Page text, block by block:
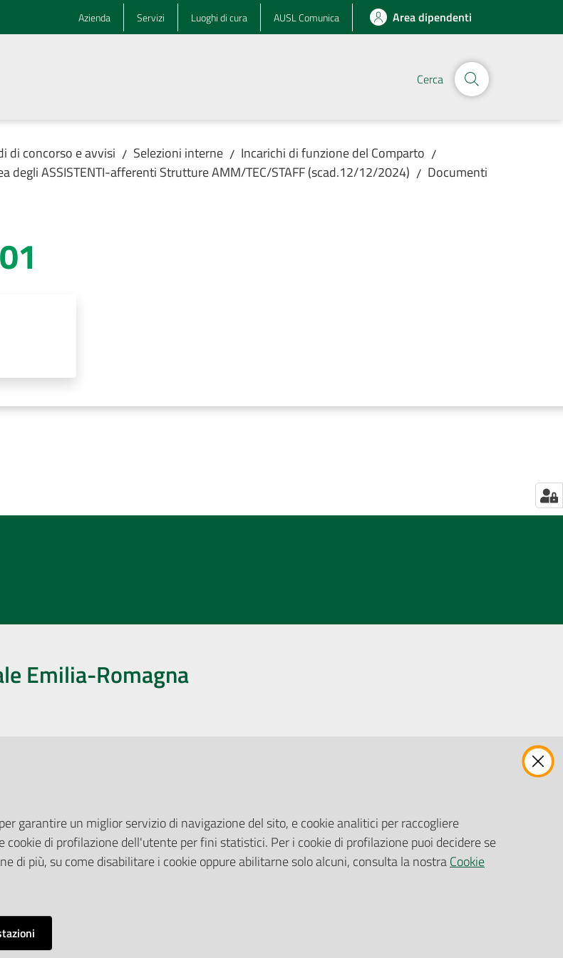
Azienda Servizi Luoghi di cura AUSL Comunica Area dipendenti
Cerca
di concorso e avvisi / Selezioni interne / Incarichi di funzione del Comparto /
degli ASSISTENTI-afferenti Strutture AMM/TEC/STAFF (scad.12/12/2024) / Documenti
Emilia-Romagna
Pubblicità legale
Albo Pretorio
Privacy Policy
Attuazione Misure PNRR
Gare e Appalti
Richiesta Patrocinio
garantire un miglior servizio di navigazione del sito, e cookie analitici per raccogliere
di profilazione dell'utente per fini statistici. Per i cookie di profilazione puoi decidere se
di più, su come disabilitare i cookie oppure abilitarne solo alcuni, consulta la nostraCookie